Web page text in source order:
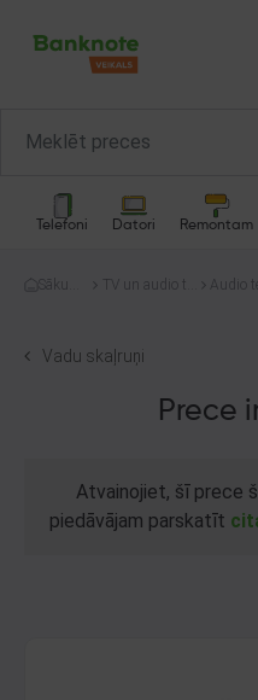
Telefoni Datori Remontam
Sākum
TV un audio te
Audio
Vadu skaļruņi
Prece
Atvainojiet, šī prece
piedāvājam parskatīt